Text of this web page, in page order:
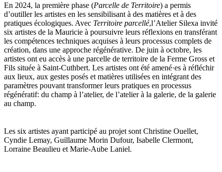
En 2024, la première phase (Parcelle de Territoire) a permis
d’outiller les artistes en les sensibilisant à des matières et à des
pratiques écologiques. Avec Territoire parcellé,l’Atelier Silexa invité
six artistes de la Mauricie à poursuivre leurs réflexions en transférant
les compétences techniques acquises à leurs processus complets de
création, dans une approche régénérative. De juin à octobre, les
artistes ont eu accès à une parcelle de territoire de la Ferme Gross et
Fils située à Saint-Cuthbert. Les artistes ont été amené·es à réfléchir
aux lieux, aux gestes posés et matières utilisées en intégrant des
paramètres pouvant transformer leurs pratiques en processus
régénératif: du champ à l’atelier, de l’atelier à la galerie, de la galerie
au champ.
Les six artistes ayant participé au projet sont Christine Ouellet,
Cyndie Lemay, Guillaume Morin Dufour, Isabelle Clermont,
Lorraine Beaulieu et Marie-Aube Laniel.